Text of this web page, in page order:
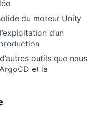
du moteur Unity
d’un
outils que nous
et la